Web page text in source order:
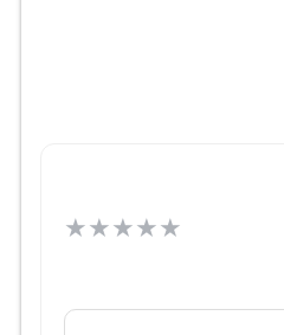
★★★★★